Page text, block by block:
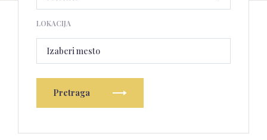
LOKACIJA
Izaberi mesto
Pretraga